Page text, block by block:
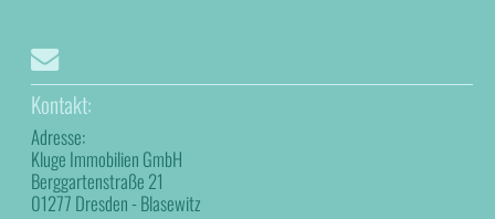
Kontakt:
Adresse:
Kluge Immobilien GmbH
Berggartenstraße 21
01277 Dresden - Blasewitz